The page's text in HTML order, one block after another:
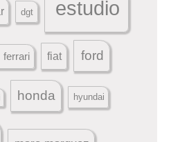
dgt estudio
ferrari fiat ford
honda hyundai